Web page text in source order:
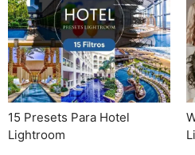
15 Presets Para Hotel
Lightroom